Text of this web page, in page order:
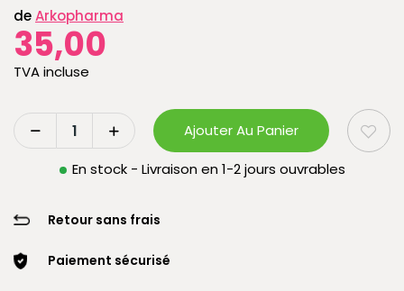
deArkopharma
35,00
TVA incluse
Ajouter Au Panier
En stock - Livraison en 1-2 jours ouvrables
Retour sans frais
Paiement sécurisé